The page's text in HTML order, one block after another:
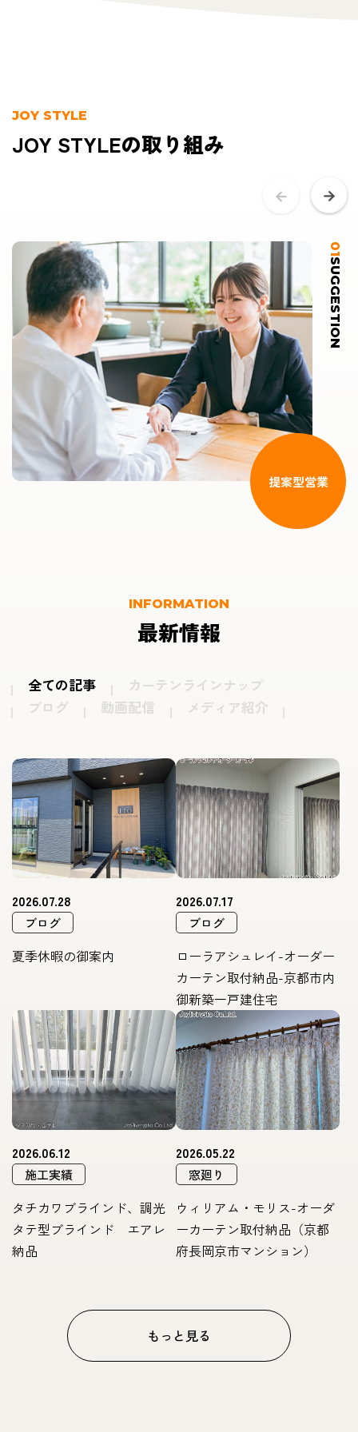
JOY STYLE
JOY STYLEの取り組み
01
SUGGESTION
提案型営業
INFORMATION
最新情報
全ての記事
カーテンラインナップ
ブログ
動画配信 メディア紹介
2026.07.28
ブログ
夏季休暇の御案内
2026.07.17
ブログ
ローラアシュレイ-オーダー
カーテン取付納品-京都市内
御新築一戸建住宅
2026.06.12
施工実績
タチカワブラインド、調光
タテ型ブラインド エアレ
納品
2026.05.22
窓廻り
ウィリアム・モリス-オーダ
ーカーテン取付納品（京都
府長岡京市マンション）
もっと見る